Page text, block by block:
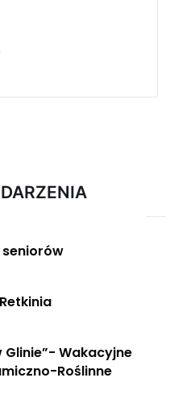
seniorów
Glinie”- Wakacyjne
Roślinne